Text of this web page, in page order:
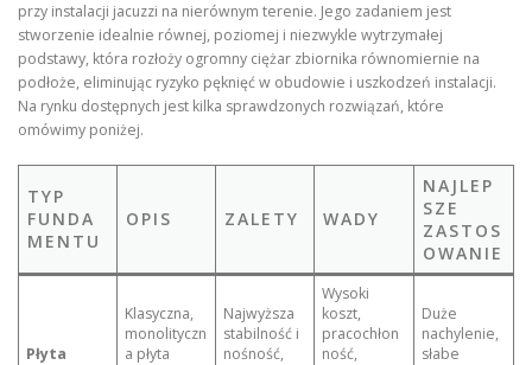
przy instalacji jacuzzi na nierównym terenie. Jego zadaniem jest
stworzenie idealnie równej, poziomej i niezwykle wytrzymałej
podstawy, która rozłoży ogromny ciężar zbiornika równomiernie na
podłoże, eliminując ryzyko pęknięć w obudowie i uszkodzeń instalacji.
Na rynku dostępnych jest kilka sprawdzonych rozwiązań, które
omówimy poniżej.
TYP
FUNDA
MENTU
OPIS ZALETY WADY
NAJLEP
SZE
ZASTOS
OWANIE
Płyta
Klasyczna,
monolityczn
a płyta
Najwyższa
stabilność i
nośność,
Wysoki
koszt,
pracochłon
ność,
Duże
nachylenie,
słabe